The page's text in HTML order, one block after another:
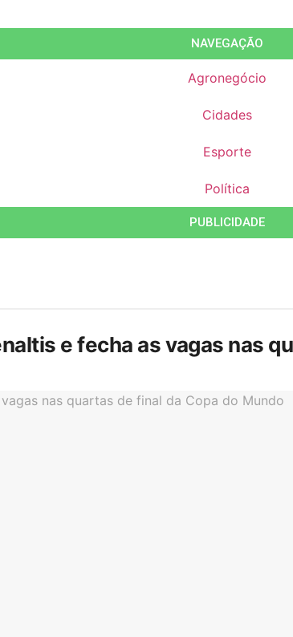
NAVEGAÇÃO
Agronegócio
Cidades
Esporte
Política
PUBLICIDADE
e fecha as vagas nas